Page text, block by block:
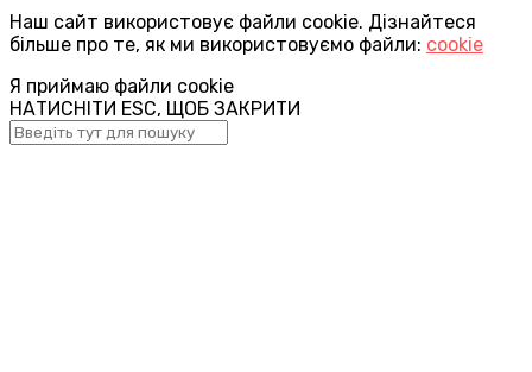
Наш сайт використовує файли cookie. Дізнайтеся
більше про те, як ми використовуємо файли: cookie
Я приймаю файли cookie
НАТИСНІТИ ESC, ЩОБ ЗАКРИТИ